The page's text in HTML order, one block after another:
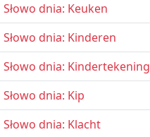
Słowo dnia: Keuken
Słowo dnia: Kinderen
Słowo dnia: Kindertekening
Słowo dnia: Kip
Słowo dnia: Klacht